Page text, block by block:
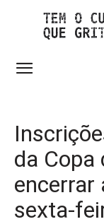
da Copa
encerrar
sexta-